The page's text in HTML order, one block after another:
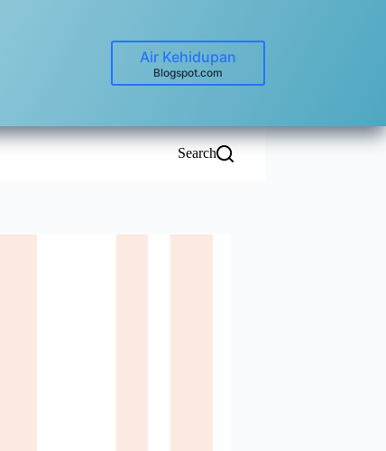
Air Kehidupan
Blogspot.com
Search